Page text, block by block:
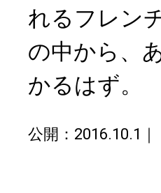
れるフレン
の中から、
かるはず。
公開：2016.10.1